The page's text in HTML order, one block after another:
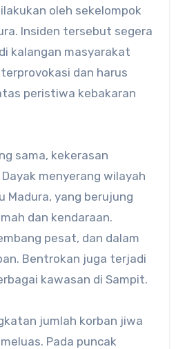
oleh sekelompok
Insiden tersebut segera
kalangan masyarakat
dan harus
peristiwa kebakaran
sama, kekerasan
menyerang wilayah
Madura, yang berujung
dan kendaraan.
pesat, dan dalam
Bentrokan juga terjadi
kawasan di Sampit.
jumlah korban jiwa
​Pada puncak